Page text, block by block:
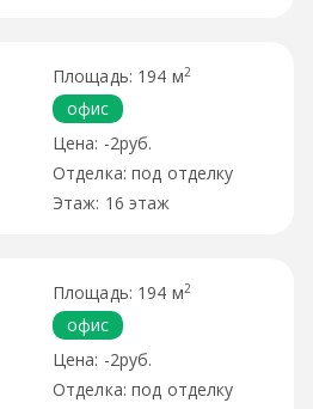
194 м2
офис
-2руб.
под отделку
16 этаж
194 м2
офис
-2руб.
под отделку